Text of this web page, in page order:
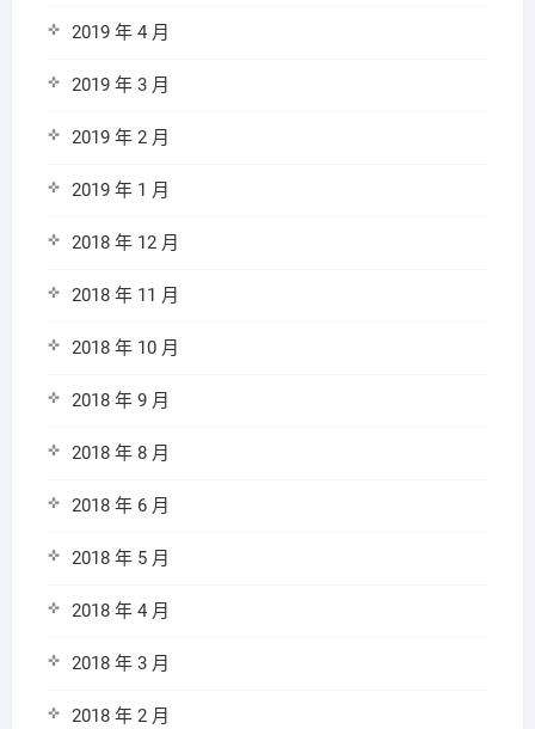
2019 年 4 月
2019 年 3 月
2019 年 2 月
2019 年 1 月
2018 年 12 月
2018 年 11 月
2018 年 10 月
2018 年 9 月
2018 年 8 月
2018 年 6 月
2018 年 5 月
2018 年 4 月
2018 年 3 月
2018 年 2 月